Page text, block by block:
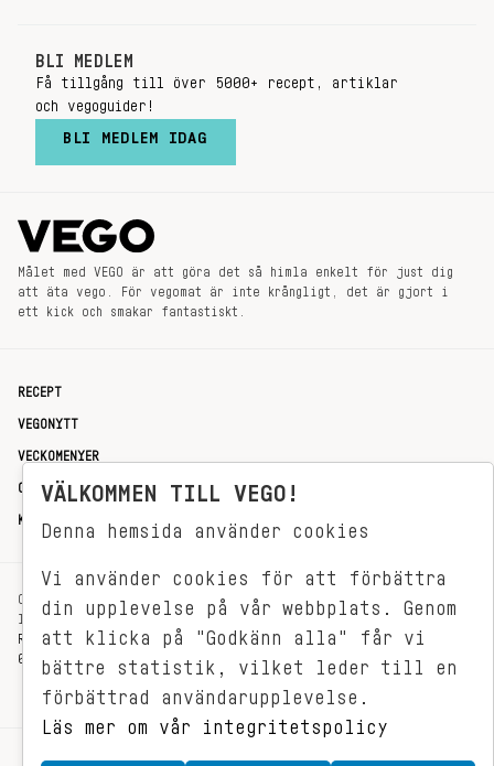
BLI MEDLEM
Få tillgång till över 5000+ recept, artiklar
och vegoguider!
BLI MEDLEM IDAG
Målet med VEGO är att göra det så himla enkelt för just dig
att äta vego. För vegomat är inte krångligt, det är gjort i
ett kick och smakar fantastiskt.
RECEPT
VEGONYTT
VECKOMENYER
OM OSS
KONTAKT
OXENSTIERNSGATAN 33
114 27 STOCKHOLM
REDAKTIONEN@VEGOMAGASINET.SE
08-799 62 01
VÄLKOMMEN TILL VEGO!
Denna hemsida använder cookies
Vi använder cookies för att förbättra
din upplevelse på vår webbplats. Genom
att klicka på "Godkänn alla" får vi
bättre statistik, vilket leder till en
förbättrad användarupplevelse.
Läs mer om vår integritetspolicy